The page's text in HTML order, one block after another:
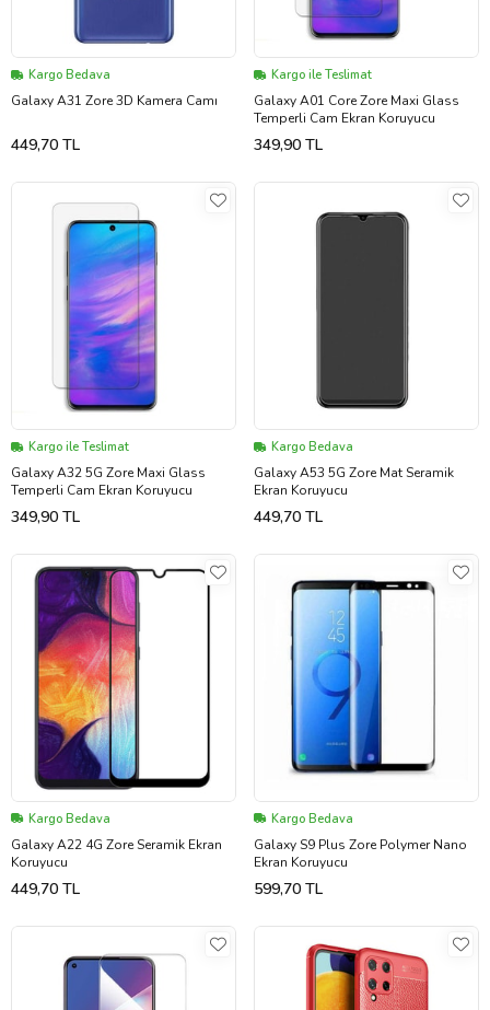
Kargo Bedava
Galaxy A31 Zore 3D Kamera Camı
449,70 TL
Kargo ile Teslimat
Galaxy A01 Core Zore Maxi Glass
Temperli Cam Ekran Koruyucu
349,90 TL
Kargo ile Teslimat
Galaxy A32 5G Zore Maxi Glass
Temperli Cam Ekran Koruyucu
349,90 TL
Kargo Bedava
Galaxy A53 5G Zore Mat Seramik
Ekran Koruyucu
449,70 TL
Kargo Bedava
Galaxy A22 4G Zore Seramik Ekran
Koruyucu
449,70 TL
Kargo Bedava
Galaxy S9 Plus Zore Polymer Nano
Ekran Koruyucu
599,70 TL